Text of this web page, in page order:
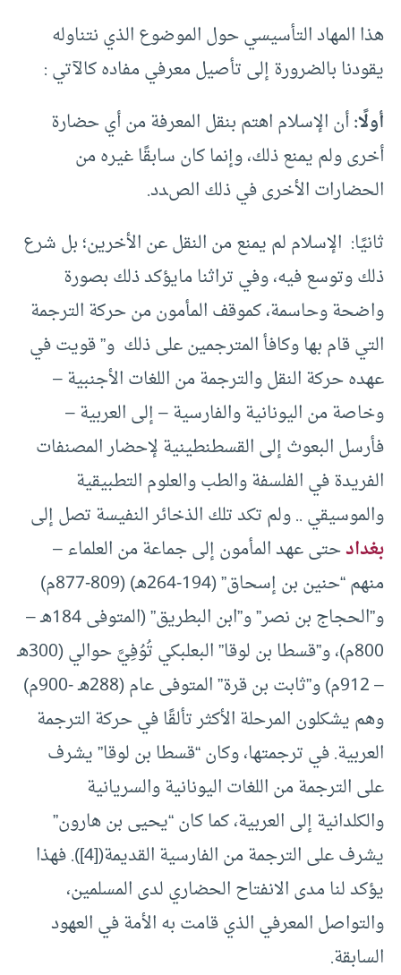
هذا المهاد التأسيسي حول الموضوع الذي نتناوله
يقودنا بالضرورة إلى تأصيل معرفي مفاده كالآتي :
أولًا:أن الإسلام اهتم بنقل المعرفة من أي حضارة
أخرى ولم يمنع ذلك، وإنما كان سابقًا غيره من
الحضارات الأخرى في ذلك الصدد.
ثانيًا: الإسلام لم يمنع من النقل عن الأخرين؛ بل شرع
ذلك وتوسع فيه، وفي تراثنا مايؤكد ذلك بصورة
واضحة وحاسمة، كموقف المأمون من حركة الترجمة
التي قام بها وكافأ المترجمين على ذلك و” قويت في
عهده حركة النقل والترجمة من اللغات الأجنبية –
وخاصة من اليونانية والفارسية – إلى العربية –
فأرسل البعوث إلى القسطنطينية لإحضار المصنفات
الفريدة في الفلسفة والطب والعلوم التطبيقية
والموسيقي .. ولم تكد تلك الذخائر النفيسة تصل إلى
بغدادحتى عهد المأمون إلى جماعة من العلماء –
منهم “حنين بن إسحاق” (194-264هـ) (809-877م)
و”الحجاج بن نصر” و”ابن البطريق” (المتوفى 184هـ –
800م)، و”قسطا بن لوقا” البعلبكي تُوُفِيَّ حوالي (300هـ
– 912م) و”ثابت بن قرة” المتوفى عام (288هـ -900م)
وهم يشكلون المرحلة الأكثر تألقًا في حركة الترجمة
العربية. في ترجمتها، وكان “قسطا بن لوقا” يشرف
على الترجمة من اللغات اليونانية والسريانية
والكلدانية إلى العربية، كما كان “يحيى بن هارون”
يشرف على الترجمة من الفارسية القديمة([4]). فهذا
يؤكد لنا مدى الانفتاح الحضاري لدى المسلمين،
والتواصل المعرفي الذي قامت به الأمة في العهود
السابقة.